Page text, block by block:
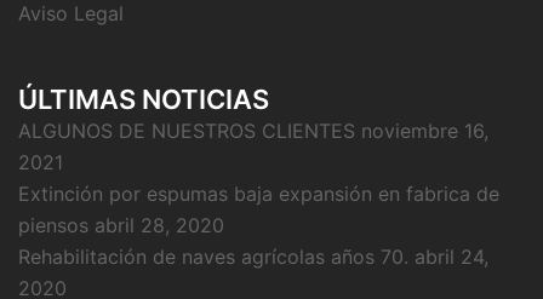
Aviso Legal
ÚLTIMAS NOTICIAS
ALGUNOS DE NUESTROS CLIENTES noviembre 16,
2021
Extinción por espumas baja expansión en fabrica de
piensos abril 28, 2020
Rehabilitación de naves agrícolas años 70. abril 24,
2020